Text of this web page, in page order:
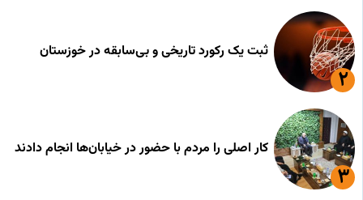
ثبت یک رکورد تاریخی و بی‌سابقه در خوزستان
کار اصلی را مردم با حضور در خیابان‌ها انجام دادند